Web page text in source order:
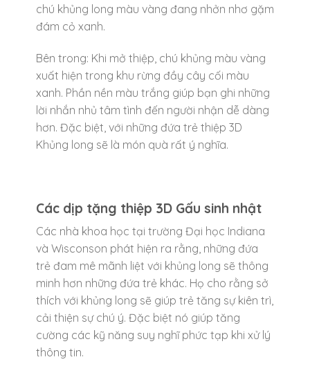
chú khủng long màu vàng đang nhởn nhơ gặm
đám cỏ xanh.
Bên trong: Khi mở thiệp, chú khủng màu vàng
xuất hiện trong khu rừng đầy cây cối màu
xanh. Phần nền màu trắng giúp bạn ghi những
lời nhắn nhủ tâm tình đến người nhận dễ dàng
hơn. Đặc biệt, với những đứa trẻ thiệp 3D
Khủng long sẽ là món quà rất ý nghĩa.
Các dịp tặng thiệp 3D Gấu sinh nhật
Các nhà khoa học tại trường Đại học Indiana
và Wisconson phát hiện ra rằng, những đứa
trẻ đam mê mãnh liệt với khủng long sẽ thông
minh hơn những đứa trẻ khác. Họ cho rằng sở
thích với khủng long sẽ giúp trẻ tăng sự kiên trì,
cải thiện sự chú ý. Đặc biệt nó giúp tăng
cường các kỹ năng suy nghĩ phức tạp khi xử lý
thông tin.